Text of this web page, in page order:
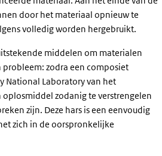
door het materiaal opnieuw te
volledig worden hergebruikt.
middelen om materialen
probleem: zodra een composiet
National Laboratory van het
zodanig te verstrengelen
zijn. Deze hars is een eenvoudig
zich in de oorspronkelijke